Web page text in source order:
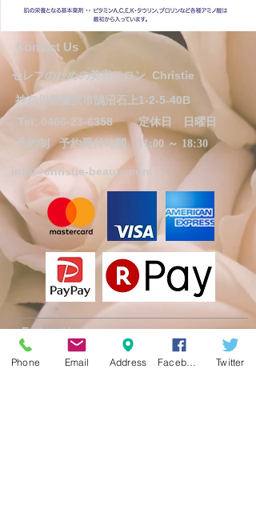
​​​Contact Us
セレブのための美容サロン Christie
神奈川県藤沢市鵠沼石上1-2-5-40B
Tel: 0466-23-6358定休日 日曜日
予約制予約受付時間 11:00 ～ 18:30
info@christie-beauty.com
Follow Us
On Facebook
Phone Email Address Twitter